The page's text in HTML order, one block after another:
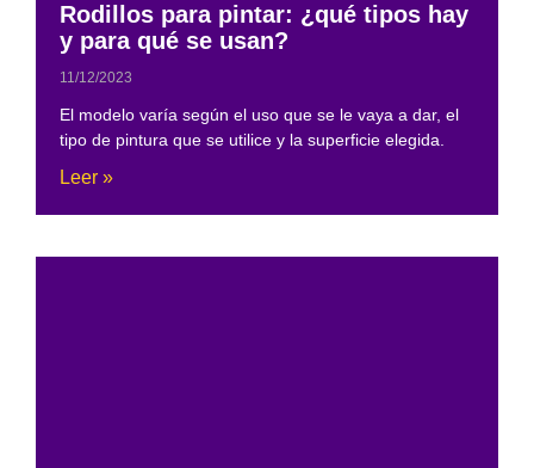
Rodillos para pintar: ¿qué tipos hay
y para qué se usan?
11/12/2023
El modelo varía según el uso que se le vaya a dar, el
tipo de pintura que se utilice y la superficie elegida.
Leer »